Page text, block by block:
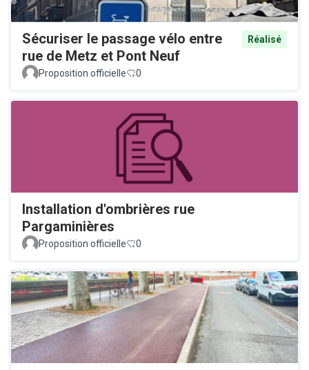
Sécuriser le passage vélo entre
rue de Metz et Pont Neuf
Réalisé
Proposition officielle 0
Installation d'ombrières rue
Pargaminières
Proposition officielle 0